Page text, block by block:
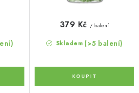
Skladem (>5 balení)
379 Kč / balení